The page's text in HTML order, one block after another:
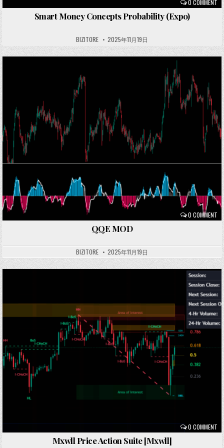
0 COMMENT
Smart Money Concepts Probability (Expo)
BIZITORE 2025年11月19日
0 COMMENT
QQE MOD
BIZITORE 2025年11月19日
0 COMMENT
in
Mxwll Price Action Suite [Mxwll]